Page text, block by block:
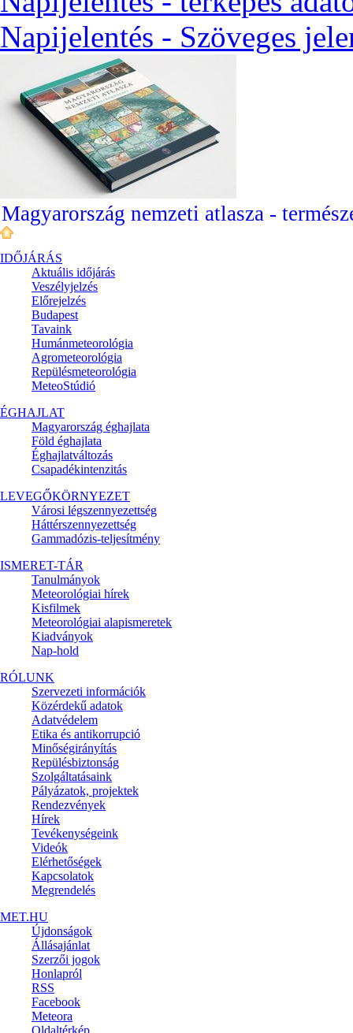
Napijelentés - Szöveges
Magyarország nemzeti atlasza -
IDŐJÁRÁS
Aktuális időjárás
Veszélyjelzés
Előrejelzés
Budapest
Tavaink
Humánmeteorológia
Agrometeorológia
Repülésmeteorológia
MeteoStúdió
ÉGHAJLAT
Magyarország éghajlata
Föld éghajlata
Éghajlatváltozás
Csapadékintenzitás
LEVEGŐKÖRNYEZET
Városi légszennyezettség
Háttérszennyezettség
Gammadózis-teljesítmény
ISMERET-TÁR
Tanulmányok
Meteorológiai hírek
Kisfilmek
Meteorológiai alapismeretek
Kiadványok
Nap-hold
RÓLUNK
Szervezeti információk
Közérdekű adatok
Adatvédelem
Etika és antikorrupció
Minőségirányítás
Repülésbiztonság
Szolgáltatásaink
Pályázatok, projektek
Rendezvények
Hírek
Tevékenységeink
Videók
Elérhetőségek
Kapcsolatok
Megrendelés
MET.HU
Újdonságok
Állásajánlat
Szerzői jogok
Honlapról
RSS
Facebook
Meteora
Oldaltérkép